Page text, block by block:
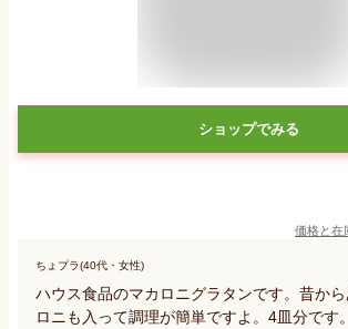
ショップでみる
価格と在
ちょプラ(40代・女性)
ハウス食品のマカロニグラタンです。昔か
ロニも入って調理が簡単ですよ。4皿分です。